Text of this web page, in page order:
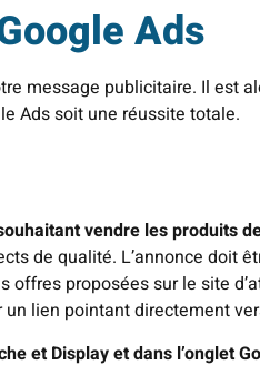
Ads
message publicitaire. Il est
Ads soit une réussite totale.
vendre les produits
de qualité. L’annonce doit
proposées sur le site
lien pointant directement
et Display et dans l’onglet